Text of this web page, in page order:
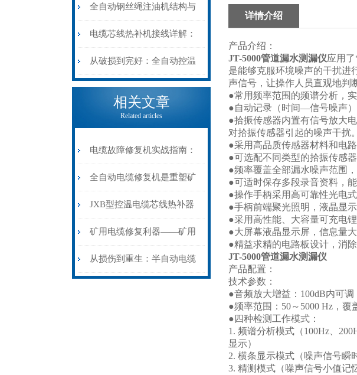
阻”到“波形特征”的精准诊
断逻辑
动电缆修复机的快速换型逻
辑
全自动钢丝绳注油机结构与
工作原理：揭秘高效润滑的
机械密码
电缆芯线热补机接线详解：
从入门到精通
从破损到完好：全自动控温
电缆热补机的核心价值
相关文章
Related articles
电缆故障修复机实战指南：
从“盲测”到“精确定点”的三
步作业法
全自动电缆修复机是重塑矿
山电力动脉的“智能外科医
生”
JXB型控温电缆芯线热补器
安装与接线：精准修复的工
艺基石
矿用电缆修复利器——矿用
电缆热补机智能控温，安全
从损伤到重生：半自动电缆
详情介绍
产品介绍：
JT-5000管道漏水测漏仪应用
是能够克服环境噪声的干扰进
声信号，让操作人员直观地判
●常用频率范围的频谱分析，
●自动记录（时间—信号噪声
●拾振传感器内置有信号放大
对拾振传感器引起的噪声干扰。
●采用高品质传感器材料和电
●可选配不同类型的拾振传感
●频率覆盖全部漏水噪声范围
●可适时保存多段录音资料，
●操作手柄采用高可靠性光电
●手柄前端聚光照明，液晶显
●采用高性能、大容量可充电
●大屏幕液晶显示屏，信息量
●精益求精的电路板设计，消
JT-5000管道漏水测漏仪
产品配置：
技术参数：
●音频放大增益：100dB内可调
●频率范围：50～5000 Hz，覆
●四种检测工作模式：
1. 频谱分析模式（100Hz、
显示）
2. 横条显示模式（噪声信号瞬
3. 精测模式（噪声信号小值记